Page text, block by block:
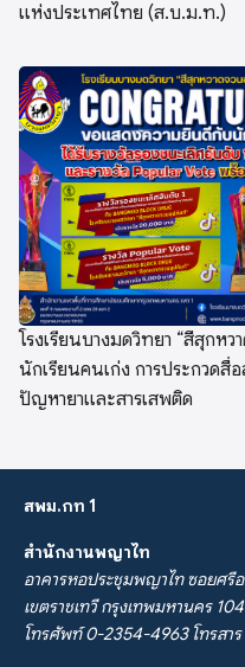
แห่งประเทศไทย (ส.บ.ม.ท.)
โรงเรียนบางมดวิทยา “สีสุกห
นักเรียนคนเก่ง การประกวดสื่
ปัญหายาและสารเสพติด
สพม.กท 1
สำนักงานพญาไท
อาคารหอประชุมพญาไท ซอยศรี
เขตราชเทวี กรุงเทพมหานคร
โทรศัพท์ 0-2354-4963 โทรสา